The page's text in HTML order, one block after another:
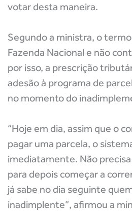
votar desta maneira.
Segundo a ministra, o
Fazenda Nacional e não
por isso, a prescrição
adesão à programa de
no momento do
“Hoje em dia, assim que o
pagar uma parcela, o
imediatamente. Não
para depois começar a
já sabe no dia seguinte
inadimplente”, afirmou a